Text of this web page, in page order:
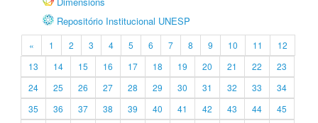
Repositório Institucional UNESP
« 1 2 3 4 5 6 7 8 9 10 11
12
13
14 15 16 17 18 19 20 21 22
23
24
25 26 27 28 29 30 31 32 33
34
35
36 37 38 39 40 41 42 43 44
45